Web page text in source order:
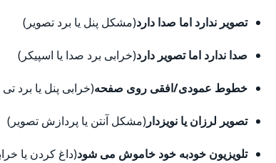
تصویر ندارد اما صدا دارد(مشکل پنل یا برد تصویر)
صدا ندارد اما تصویر دارد(خرابی برد صدا یا اسپیکر)
خطوط عمودی/افقی روی صفحه(خرابی پنل یا برد
تصویر لرزان یا نویزدار(مشکل آنتن یا پردازش تصویر)
تلویزیون خودبه خود خاموش می شود(داغ کردن یا